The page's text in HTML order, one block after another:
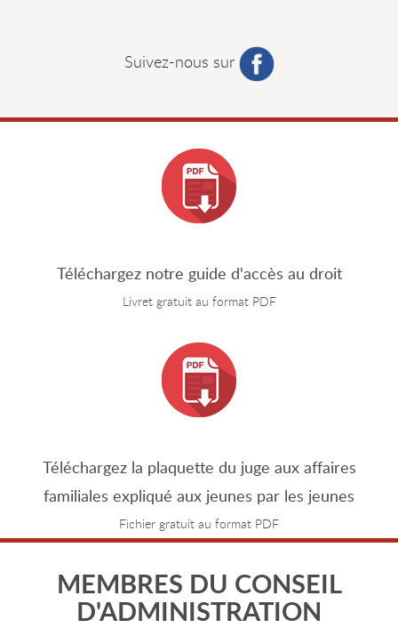
Suivez-nous sur
Téléchargez notre guide d'accès au droit
Livret gratuit au format PDF
Téléchargez la plaquette du juge aux affaires
familiales expliqué aux jeunes par les jeunes
Fichier gratuit au format PDF
MEMBRES DU CONSEIL
D'ADMINISTRATION